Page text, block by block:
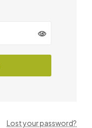
Lost your password?